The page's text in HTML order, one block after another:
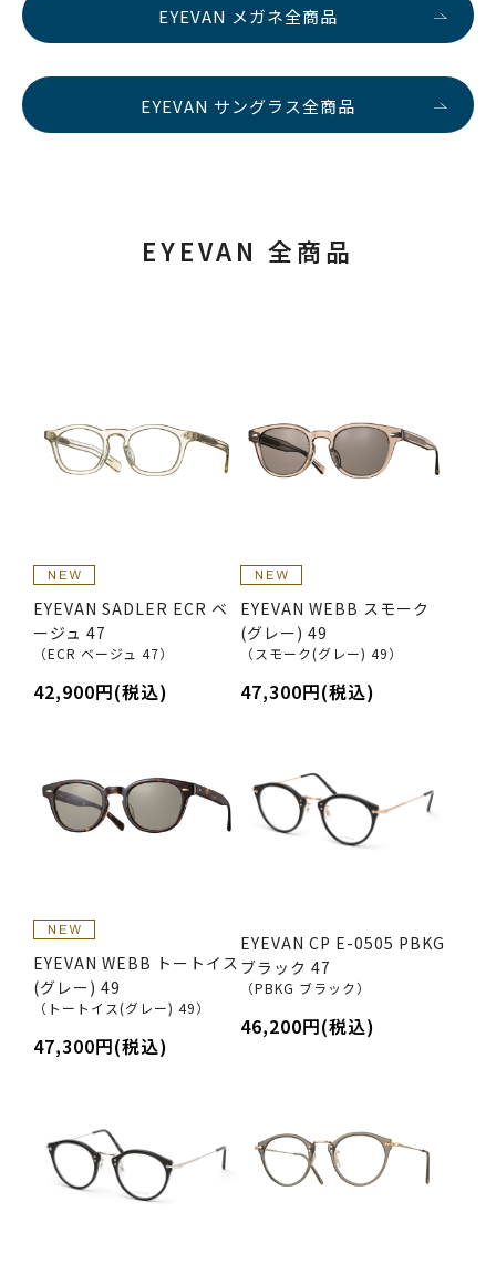
EYEVAN メガネ全商品
EYEVAN サングラス全商品
EYEVAN 全商品
EYEVAN SADLER ECR ベ
ージュ 47
（ECR ベージュ 47）
42,900円(税込)
EYEVAN WEBB スモーク
(グレー) 49
（スモーク(グレー) 49）
47,300円(税込)
EYEVAN WEBB トートイス
(グレー) 49
（トートイス(グレー) 49）
47,300円(税込)
EYEVAN CP E-0505 PBKG
ブラック 47
（PBKG ブラック）
46,200円(税込)